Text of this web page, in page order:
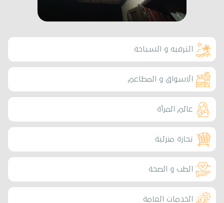
الترفيه و السياحة
الاسواق و المطاعم
عالم المرأة
تجارة منزلية
الطب و الصحة
الخدمات العامة